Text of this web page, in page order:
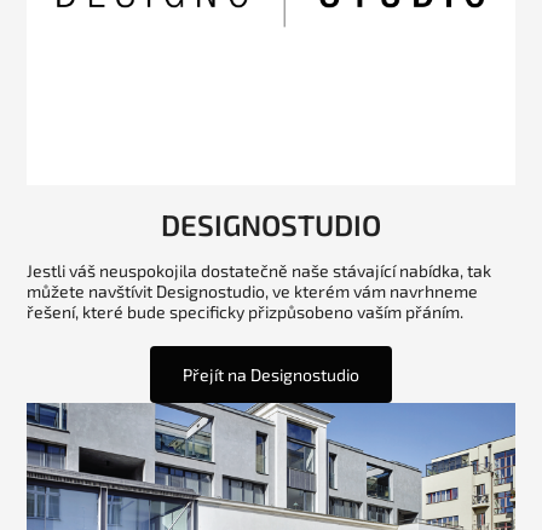
DESIGNOSTUDIO
Jestli váš neuspokojila dostatečně naše stávající nabídka, tak
můžete navštívit Designostudio, ve kterém vám navrhneme
řešení, které bude specificky přizpůsobeno vaším přáním.
Přejít na Designostudio